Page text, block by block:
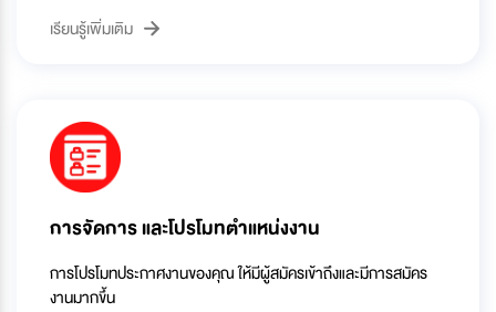
เรียนรู้เพิ่มเติม
การจัดการ และโปรโมทตำแหน่งงาน
การโปรโมทประกาศงานของคุณ ให้มีผู้สมัครเข้าถึงและมีการสมัคร
งานมากขึ้น